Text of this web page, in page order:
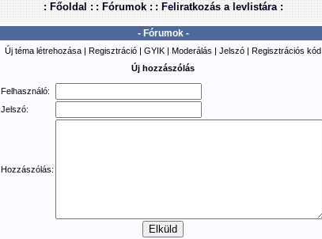
: Főoldal : : Fórumok : : Feliratkozás a levlistára :
- Fórumok -
Új téma létrehozása | Regisztráció | GYIK | Moderálás | Jelszó | Regisztrációs kód
Új hozzászólás
Felhasználó:
Jelszó:
Hozzászólás: